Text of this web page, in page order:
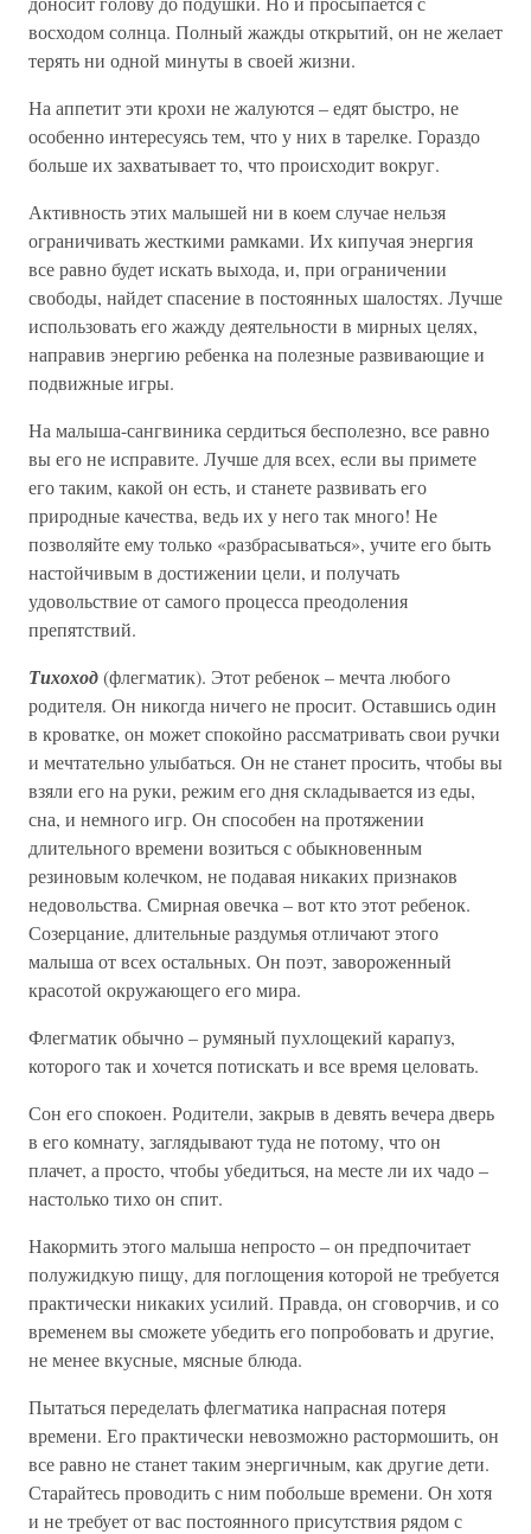
восходом солнца. Полный жажды открытий, он не желает
терять ни одной минуты в своей жизни.
На аппетит эти крохи не жалуются – едят быстро, не
особенно интересуясь тем, что у них в тарелке. Гораздо
больше их захватывает то, что происходит вокруг.
Активность этих малышей ни в коем случае нельзя
ограничивать жесткими рамками. Их кипучая энергия
все равно будет искать выхода, и, при ограничении
свободы, найдет спасение в постоянных шалостях. Лучше
использовать его жажду деятельности в мирных целях,
направив энергию ребенка на полезные развивающие и
подвижные игры.
На малыша-сангвиника сердиться бесполезно, все равно
вы его не исправите. Лучше для всех, если вы примете
его таким, какой он есть, и станете развивать его
природные качества, ведь их у него так много! Не
позволяйте ему только «разбрасываться», учите его быть
настойчивым в достижении цели, и получать
удовольствие от самого процесса преодоления
препятствий.
Тихоход(флегматик). Этот ребенок – мечта любого
родителя. Он никогда ничего не просит. Оставшись один
в кроватке, он может спокойно рассматривать свои ручки
и мечтательно улыбаться. Он не станет просить, чтобы вы
взяли его на руки, режим его дня складывается из еды,
сна, и немного игр. Он способен на протяжении
длительного времени возиться с обыкновенным
резиновым колечком, не подавая никаких признаков
недовольства. Смирная овечка – вот кто этот ребенок.
Созерцание, длительные раздумья отличают этого
малыша от всех остальных. Он поэт, завороженный
красотой окружающего его мира.
Флегматик обычно – румяный пухлощекий карапуз,
которого так и хочется потискать и все время целовать.
Сон его спокоен. Родители, закрыв в девять вечера дверь
в его комнату, заглядывают туда не потому, что он
плачет, а просто, чтобы убедиться, на месте ли их чадо –
настолько тихо он спит.
Накормить этого малыша непросто – он предпочитает
полужидкую пищу, для поглощения которой не требуется
практически никаких усилий. Правда, он сговорчив, и со
временем вы сможете убедить его попробовать и другие,
не менее вкусные, мясные блюда.
Пытаться переделать флегматика напрасная потеря
времени. Его практически невозможно растормошить, он
все равно не станет таким энергичным, как другие дети.
Старайтесь проводить с ним побольше времени. Он хотя
и не требует от вас постоянного присутствия рядом с